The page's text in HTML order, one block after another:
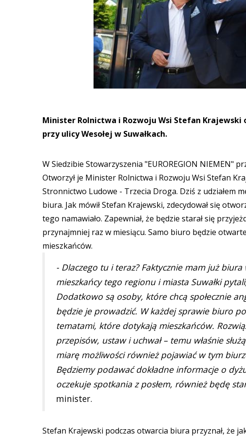
Minister Rolnictwa i Rozwoju Wsi Stefan Krajewski
przy ulicy Wesołej w Suwałkach.
W Siedzibie Stowarzyszenia "EUROREGION NIEMEN"
Otworzył je Minister Rolnictwa i Rozwoju Wsi Stefan
Stronnictwo Ludowe - Trzecia Droga. Dziś z udziałem
biura. Jak mówił Stefan Krajewski, zdecydował się
tego namawiało. Zapewniał, że będzie starał się
przynajmniej raz w miesiącu. Samo biuro będzie
mieszkańców.
- Dlaczego tu i teraz? Faktycznie mam już biura
mieszkańcy tego regionu i miasta Suwałki
Dodatkowo są osoby, które chcą społecznie
będzie je prowadzić. W każdej sprawie biuro
tematami, które dotykają mieszkańców.
przepisów, ustaw i uchwał – temu właśnie
miarę możliwości również pojawiać w tym
Będziemy podawać dokładne informacje o
oczekuje spotkania z posłem, również będę
minister.
Stefan Krajewski podczas otwarcia biura przyznał, że